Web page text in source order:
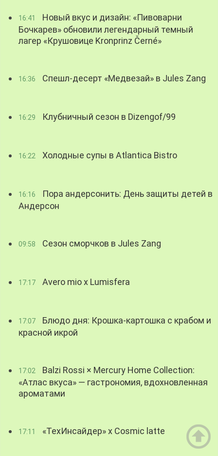
16:41
Новый вкус и дизайн: «Пивоварни
Бочкарев» обновили легендарный темный
лагер «Крушовице Kronprinz Černé»
16:36 Спешл-десерт «Медвезай» в Jules Zang
16:29 Клубничный сезон в Dizengof/99
16:22 Холодные супы в Atlantica Bistro
16:16
Пора андерсонить: День защиты детей в
Андерсон
09:58 Сезон сморчков в Jules Zang
17:17 Avero mio x Lumisfera
17:07
Блюдо дня: Крошка-картошка с крабом и
красной икрой
17:02
Balzi Rossi × Mercury Home Collection:
«Атлас вкуса» — гастрономия, вдохновленная
ароматами
17:11 «ТехИнсайдер» х Cosmic latte